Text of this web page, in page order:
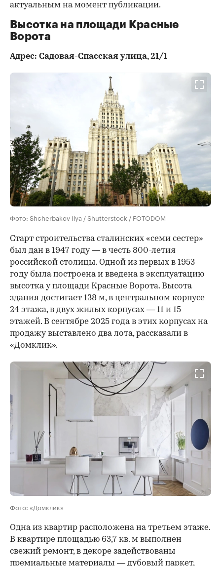
актуальным на момент публикации.
Высотка на площади Красные
Ворота
Адрес: Садовая-Спасская улица, 21/1
Фото: Shcherbakov Ilya / Shutterstock / FOTODOM
Старт строительства сталинских «семи сестер»
был дан в 1947 году — в честь 800-летия
российской столицы. Одной из первых в 1953
году была построена и введена в эксплуатацию
высотка у площади Красные Ворота. Высота
здания достигает 138 м, в центральном корпусе
24 этажа, в двух жилых корпусах — 11 и 15
этажей. В сентябре 2025 года в этих корпусах на
продажу выставлено два лота, рассказали в
«Домклик».
Фото: «Домклик»
Одна из квартир расположена на третьем этаже.
В квартире площадью 63,7 кв. м выполнен
свежий ремонт, в декоре задействованы
премиальные материалы — дубовый паркет,